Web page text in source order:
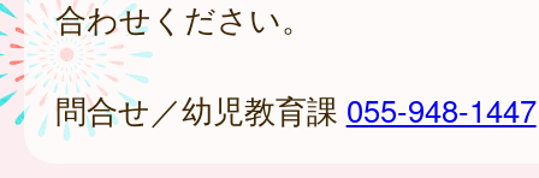
合わせください。
問合せ／幼児教育課 055-948-1447